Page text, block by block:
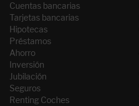
Cuentas bancarias
Tarjetas bancarias
Hipotecas
Préstamos
Ahorro
Inversión
Jubilación
Seguros
Renting Coches